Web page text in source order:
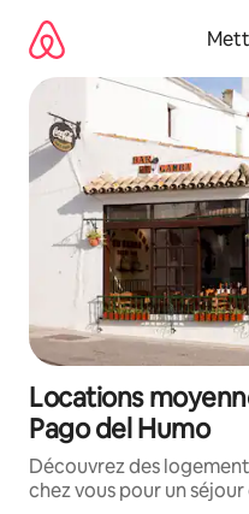
directement
contenu
Locations
Pago del Humo
Découvrez des
chez vous pour un